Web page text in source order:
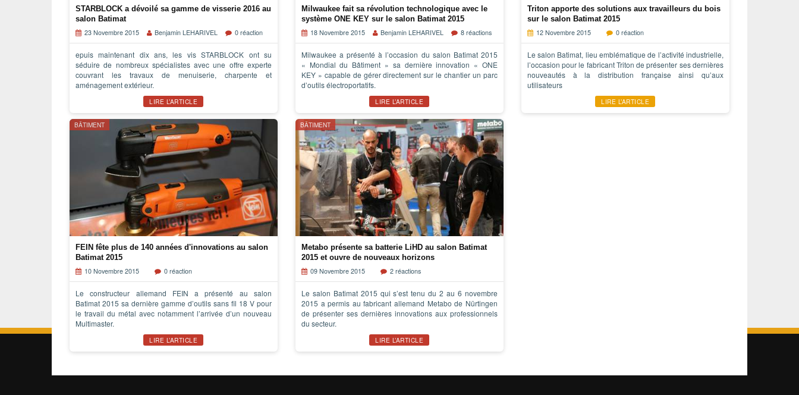
STARBLOCK a dévoilé sa gamme de visserie 2016 au
salon Batimat
23 Novembre 2015
Benjamin LEHARIVEL 0 réaction
epuis maintenant dix ans, les vis STARBLOCK ont su
séduire de nombreux spécialistes avec une offre experte
couvrant les travaux de menuiserie, charpente et
aménagement extérieur.
LIRE L’ARTICLE
Milwaukee fait sa révolution technologique avec le
système ONE KEY sur le salon Batimat 2015
18 Novembre 2015
Benjamin LEHARIVEL 8 réactions
Milwaukee a présenté à l’occasion du salon Batimat 2015
« Mondial du Bâtiment » sa dernière innovation « ONE
KEY » capable de gérer directement sur le chantier un parc
d’outils électroportatifs.
LIRE L’ARTICLE
Triton apporte des solutions aux travailleurs du bois
sur le salon Batimat 2015
12 Novembre 2015
0 réaction
Le salon Batimat, lieu emblématique de l’activité industrielle,
l’occasion pour le fabricant Triton de présenter ses dernières
nouveautés à la distribution française ainsi qu’aux
utilisateurs
LIRE L’ARTICLE
BÂTIMENT
FEIN fête plus de 140 années d'innovations au salon
Batimat 2015
10 Novembre 2015
0 réaction
Le constructeur allemand FEIN a présenté au salon
Batimat 2015 sa dernière gamme d’outils sans fil 18 V pour
le travail du métal avec notamment l’arrivée d’un nouveau
Multimaster.
LIRE L’ARTICLE
BÂTIMENT
Metabo présente sa batterie LiHD au salon Batimat
2015 et ouvre de nouveaux horizons
09 Novembre 2015
2 réactions
Le salon Batimat 2015 qui s’est tenu du 2 au 6 novembre
2015 a permis au fabricant allemand Metabo de Nürtingen
de présenter ses dernières innovations aux professionnels
du secteur.
LIRE L’ARTICLE